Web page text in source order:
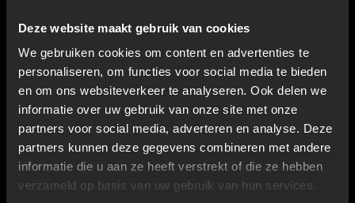
Deze website maakt gebruik van cookies
We gebruiken cookies om content en advertenties te
personaliseren, om functies voor social media te bieden
en om ons websiteverkeer te analyseren. Ook delen we
informatie over uw gebruik van onze site met onze
partners voor social media, adverteren en analyse. Deze
partners kunnen deze gegevens combineren met andere
informatie die u aan ze heeft verstrekt of die ze hebben
verzameld op basis van uw gebruik van hun services.
Wat is Challenge Accepted?
Vanaf welke leeftijd mag je meedoen?
Welke divisies zijn er?
Zijn toeschouwers welkom?